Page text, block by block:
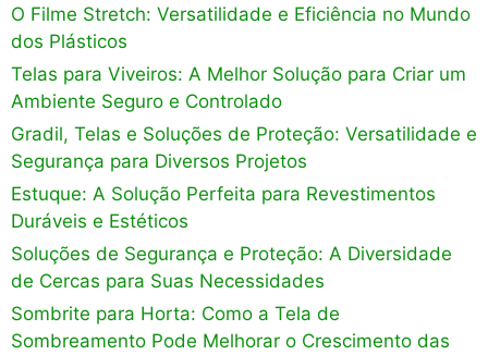
O Filme Stretch: Versatilidade e Eficiência no Mundo
dos Plásticos
Telas para Viveiros: A Melhor Solução para Criar um
Ambiente Seguro e Controlado
Gradil, Telas e Soluções de Proteção: Versatilidade e
Segurança para Diversos Projetos
Estuque: A Solução Perfeita para Revestimentos
Duráveis e Estéticos
Soluções de Segurança e Proteção: A Diversidade
de Cercas para Suas Necessidades
Sombrite para Horta: Como a Tela de
Sombreamento Pode Melhorar o Crescimento das